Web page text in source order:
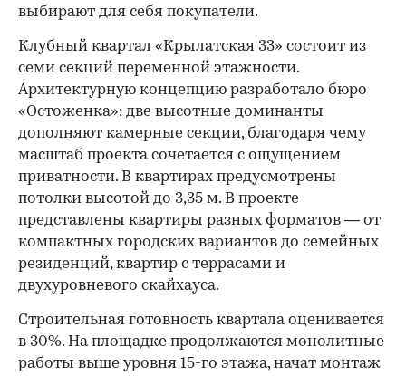
выбирают для себя покупатели.
Клубный квартал «Крылатская 33» состоит из
семи секций переменной этажности.
Архитектурную концепцию разработало бюро
«Остоженка»: две высотные доминанты
дополняют камерные секции, благодаря чему
масштаб проекта сочетается с ощущением
приватности. В квартирах предусмотрены
потолки высотой до 3,35 м. В проекте
представлены квартиры разных форматов — от
компактных городских вариантов до семейных
резиденций, квартир с террасами и
двухуровневого скайхауса.
Строительная готовность квартала оценивается
в 30%. На площадке продолжаются монолитные
работы выше уровня 15-го этажа, начат монтаж